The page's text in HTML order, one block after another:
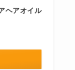
ヘアオイル